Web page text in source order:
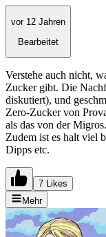
vor 12 Jahren
Bearbeitet
Verstehe auch nicht,
Zucker gibt. Die
diskutiert), und
Zero-Zucker von
als das von der
Zudem ist es halt viel
Dipps etc.
7 Likes
Mehr